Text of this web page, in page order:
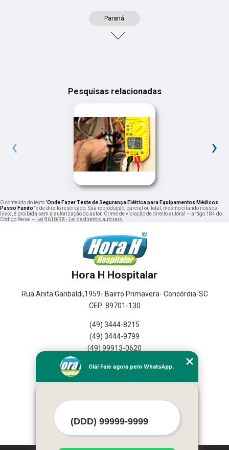
Paraná
Pesquisas relacionadas
‹ ›
O conteúdo do texto "Onde Fazer Teste de Segurança Elétrica para Equipamentos Médicos
Passo Fundo" é de direito reservado. Sua reprodução, parcial ou total, mesmo citando nossos
links, é proibida sem a autorização do autor. Crime de violação de direito autoral – artigo 184 do
Código Penal –
Lei 9610/98 - Lei de direitos autorais
Hora H Hospitalar
Rua Anita Garibaldi,1959- Bairro Primavera- Concórdia-SC
CEP: 89701-130
(49) 3444-8215
(49) 3444-9799
(49) 99913-0620
Home
Contato
Olá! Fale agora pelo WhatsApp.